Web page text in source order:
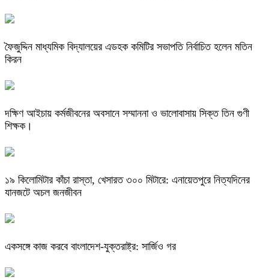
ফৈজুদ্দিন মাধ্যমিক বিদ্যালয়ের এডহক কমিটির সভাপতি নির্বাচিত হলেন মতিন
কিরন
দক্ষিণ আইচায় কর্মজীবনের অবসানে সম্মাননা ও ভালোবাসায় সিক্ত তিন গুণী
শিক্ষক।
​১৯ কিলোমিটার কাঁচা রাস্তা, খেসারত ৩০০ মিটারে: এনায়েতপুরে নিত্যদিনের
যানজটে অচল জনজীবন
একসঙ্গে কাজ করবে বাংলাদেশ-যুক্তরাষ্ট্র: সার্জিও গর